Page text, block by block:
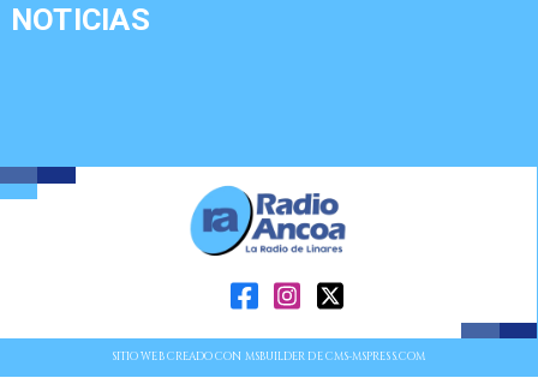
NOTICIAS
SITIO WEB CREADO CON MSBUILDER DE CMS-MSPRESS.COM